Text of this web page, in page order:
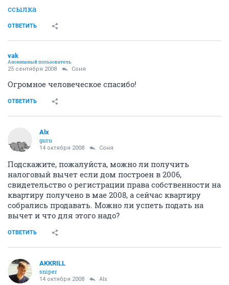
ссылка
ОТВЕТИТЬ
vak
Анонимный пользователь
25 сентября 2008 Соня
Огромное человеческое спасибо!
ОТВЕТИТЬ
Alx
guru
14 октября 2008 Соня
Подскажите, пожалуйста, можно ли получить
налоговый вычет если дом построен в 2006,
свидетельство о регистрации права собственности на
квартиру получено в мае 2008, а сейчас квартиру
собрались продавать. Можно ли успеть подать на
вычет и что для этого надо?
ОТВЕТИТЬ
AKKRILL
sniper
14 октября 2008 Alx